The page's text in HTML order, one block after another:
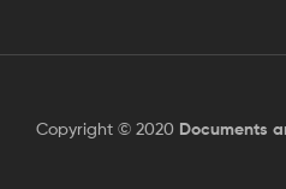
Copyright © 2020 Documents